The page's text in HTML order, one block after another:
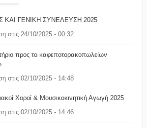
ΚΑΙ ΓΕΝΙΚΗ ΣΥΝΕΛΕΥΣΗ 2025
στις 24/10/2025 - 00:32
προς το καφεποτορακοπωλείων
στις 02/10/2025 - 14:48
Χοροί & Μουσικοκινητική Αγωγή 2025
στις 02/10/2025 - 14:46